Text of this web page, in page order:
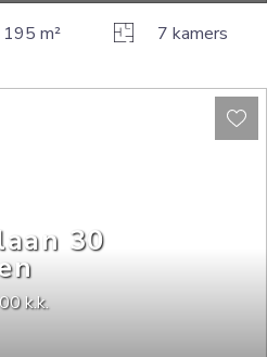
195 m² 7 kamers
30
k.k.